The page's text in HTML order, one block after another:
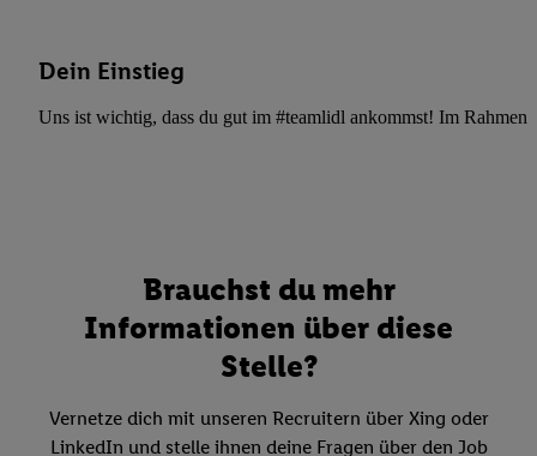
Dein Einstieg
Uns ist wichtig, dass du gut im #teamlidl ankommst! Im Rahmen
Brauchst du mehr
Informationen über diese
Stelle?
Vernetze dich mit unseren Recruitern über Xing oder
LinkedIn und stelle ihnen deine Fragen über den Job